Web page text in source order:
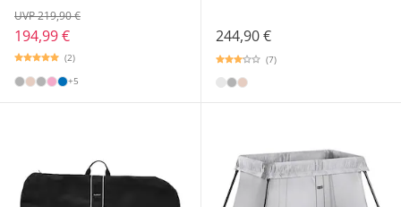
194,99 €
UVP 219,90 €
(2)
+5
244,90 €
(7)